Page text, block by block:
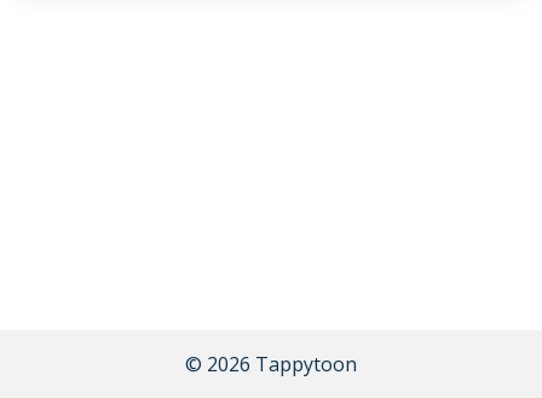
© 2026 Tappytoon